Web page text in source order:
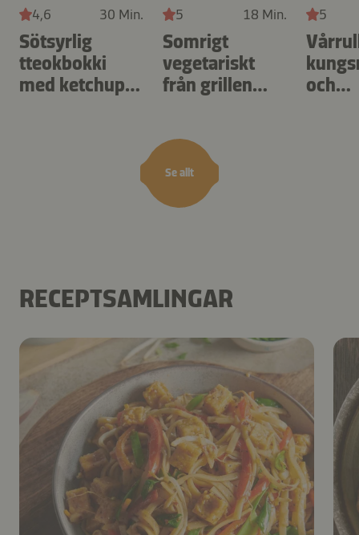
Se allt
4,6 30 Min.
Sötsyrlig
tteokbokki
med ketchup
5 18 Min.
Somrigt
vegetariskt
från grillen
5
och
RECEPTSAMLINGAR